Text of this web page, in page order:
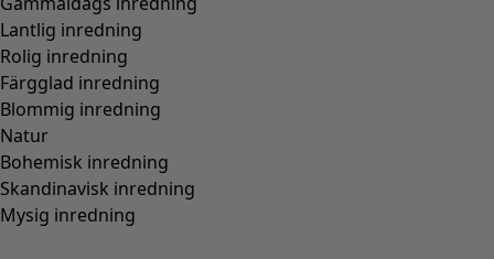
Lantlig inredning
Rolig inredning
Färgglad inredning
Blommig inredning
Natur
Bohemisk inredning
Skandinavisk inredning
Mysig inredning